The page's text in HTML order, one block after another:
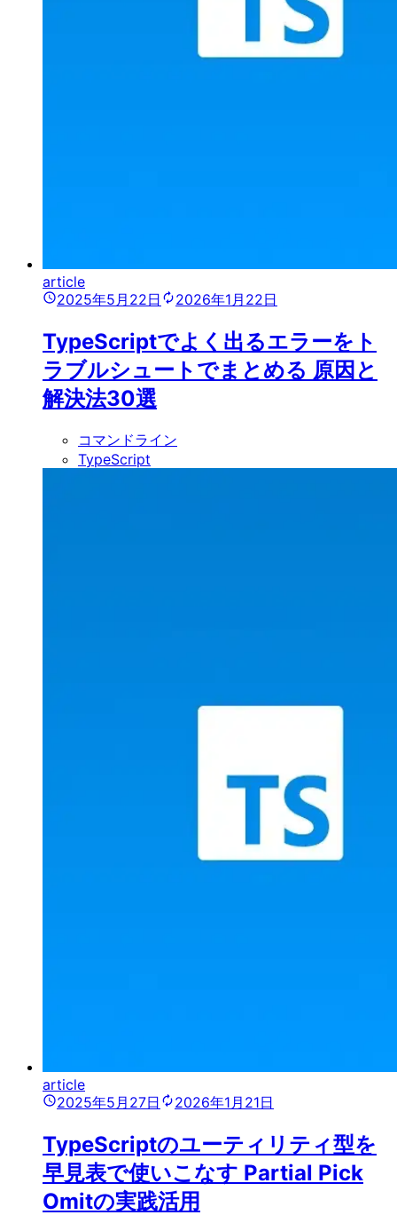
article
2025年5月22日
2026年1月22日
TypeScriptでよく出るエラーをト
ラブルシュートでまとめる 原因と
解決法30選
コマンドライン
TypeScript
article
2025年5月27日
2026年1月21日
TypeScriptのユーティリティ型を
早見表で使いこなす Partial Pick
Omitの実践活用